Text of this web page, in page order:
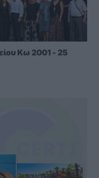
Κω 2001 - 25